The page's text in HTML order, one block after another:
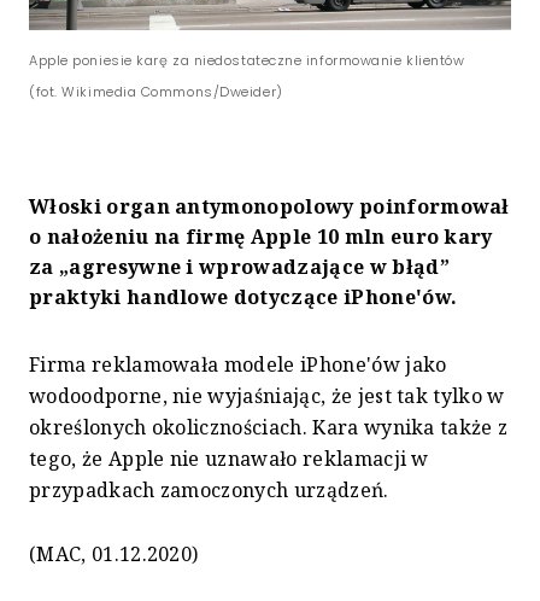
Apple poniesie karę za niedostateczne informowanie klientów
(fot. Wikimedia Commons/Dweider)
Włoski organ antymonopolowy poinformował
o nałożeniu na firmę Apple 10 mln euro kary
za „agresywne i wprowadzające w błąd”
praktyki handlowe dotyczące iPhone'ów.
Firma reklamowała modele iPhone'ów jako
wodoodporne, nie wyjaśniając, że jest tak tylko w
określonych okolicznościach. Kara wynika także z
tego, że Apple nie uznawało reklamacji w
przypadkach zamoczonych urządzeń.
(MAC, 01.12.2020)